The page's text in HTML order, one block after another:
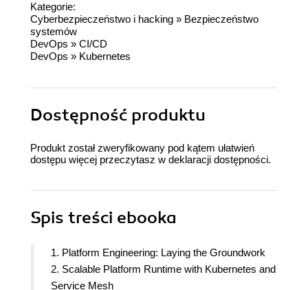
Kategorie:
Cyberbezpieczeństwo i hacking » Bezpieczeństwo
systemów
DevOps » CI/CD
DevOps » Kubernetes
Dostępność produktu
Produkt został zweryfikowany pod kątem ułatwień
dostępu więcej przeczytasz w deklaracji dostępności.
Spis treści ebooka
1. Platform Engineering: Laying the Groundwork
2. Scalable Platform Runtime with Kubernetes and
Service Mesh